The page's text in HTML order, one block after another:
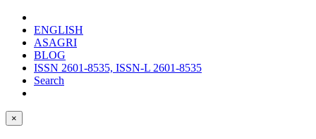
ENGLISH
ASAGRI
BLOG
ISSN 2601-8535, ISSN-L 2601-8535
Search
×